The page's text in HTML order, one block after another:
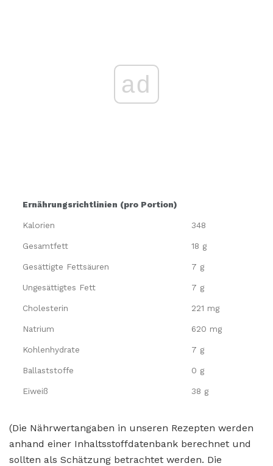
ad
Ernährungsrichtlinien (pro Portion)
Kalorien 348
Gesamtfett 18 g
Gesättigte Fettsäuren 7 g
Ungesättigtes Fett 7 g
Cholesterin 221 mg
Natrium 620 mg
Kohlenhydrate 7 g
Ballaststoffe 0 g
Eiweiß 38 g
(Die Nährwertangaben in unseren Rezepten werden
anhand einer Inhaltsstoffdatenbank berechnet und
sollten als Schätzung betrachtet werden. Die